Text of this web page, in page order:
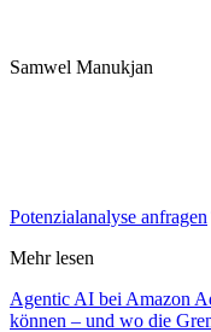
Samwel Manukjan
Potenzialanalyse anfragen
Mehr lesen
Agentic AI bei Amazon
können – und wo die